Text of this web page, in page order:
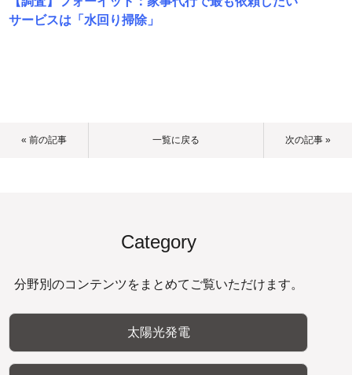
サービスは「水回り掃除」
« 前の記事 一覧に戻る 次の記事 »
Category
分野別のコンテンツをまとめてご覧いただけます。
太陽光発電